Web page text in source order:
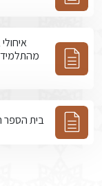
בית הספר